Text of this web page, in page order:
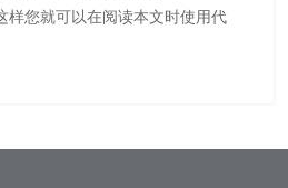
您就可以在阅读本文时使用代